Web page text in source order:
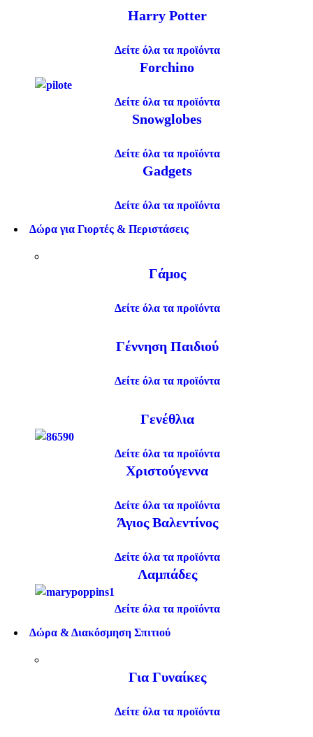
Harry Potter
Δείτε όλα τα προϊόντα
Forchino
Δείτε όλα τα προϊόντα
Snowglobes
Δείτε όλα τα προϊόντα
Gadgets
Δείτε όλα τα προϊόντα
Δώρα για Γιορτές & Περιστάσεις
Γάμος
Δείτε όλα τα προϊόντα
Γέννηση Παιδιού
Δείτε όλα τα προϊόντα
Γενέθλια
Δείτε όλα τα προϊόντα
Χριστούγεννα
Δείτε όλα τα προϊόντα
Άγιος Βαλεντίνος
Δείτε όλα τα προϊόντα
Λαμπάδες
Δείτε όλα τα προϊόντα
Δώρα & Διακόσμηση Σπιτιού
Για Γυναίκες
Δείτε όλα τα προϊόντα